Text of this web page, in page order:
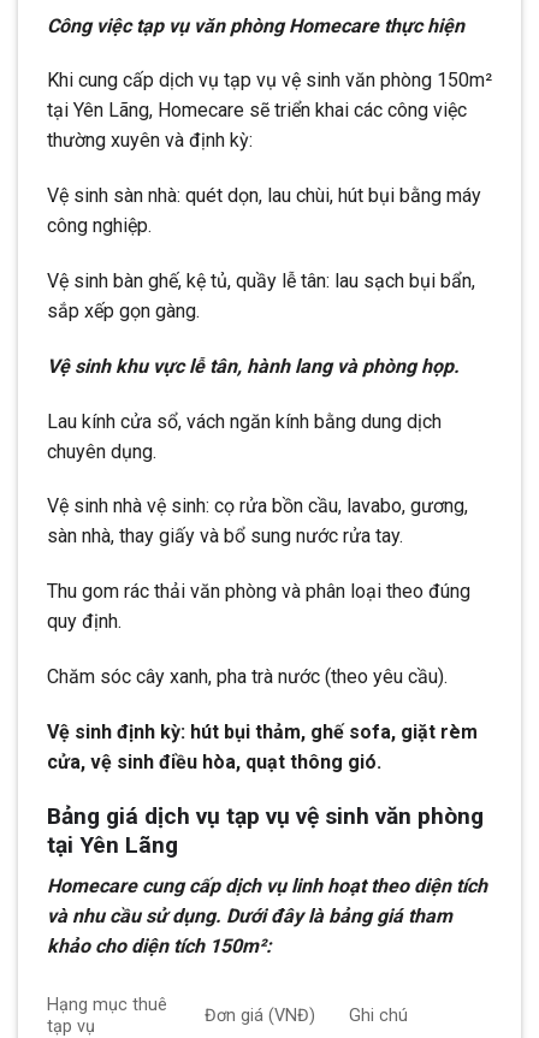
Công việc tạp vụ văn phòng Homecare thực hiện
Khi cung cấp dịch vụ tạp vụ vệ sinh văn phòng 150m²
tại Yên Lãng, Homecare sẽ triển khai các công việc
thường xuyên và định kỳ:
Vệ sinh sàn nhà: quét dọn, lau chùi, hút bụi bằng máy
công nghiệp.
Vệ sinh bàn ghế, kệ tủ, quầy lễ tân: lau sạch bụi bẩn,
sắp xếp gọn gàng.
Vệ sinh khu vực lễ tân, hành lang và phòng họp.
Lau kính cửa sổ, vách ngăn kính bằng dung dịch
chuyên dụng.
Vệ sinh nhà vệ sinh: cọ rửa bồn cầu, lavabo, gương,
sàn nhà, thay giấy và bổ sung nước rửa tay.
Thu gom rác thải văn phòng và phân loại theo đúng
quy định.
Chăm sóc cây xanh, pha trà nước (theo yêu cầu).
Vệ sinh định kỳ: hút bụi thảm, ghế sofa, giặt rèm
cửa, vệ sinh điều hòa, quạt thông gió.
Bảng giá dịch vụ tạp vụ vệ sinh văn phòng
tại Yên Lãng
Homecare cung cấp dịch vụ linh hoạt theo diện tích
và nhu cầu sử dụng. Dưới đây là bảng giá tham
khảo cho diện tích 150m²:
Hạng mục thuê
tạp vụ
Đơn giá (VNĐ) Ghi chú